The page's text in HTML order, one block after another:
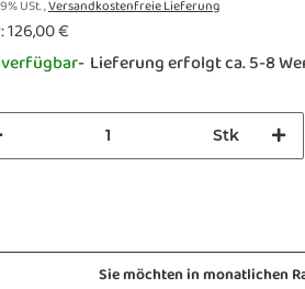
USt. ,Versandkostenfreie Lieferung
:126,00 €
verfügbar Lieferung erfolgt ca. 5-8
Stk
Sie möchten in monatlichen